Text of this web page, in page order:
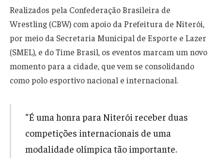
Realizados pela Confederação Brasileira de
Wrestling (CBW) com apoio da Prefeitura de Niterói,
por meio da Secretaria Municipal de Esporte e Lazer
(SMEL), e do Time Brasil, os eventos marcam um novo
momento para a cidade, que vem se consolidando
como polo esportivo nacional e internacional.
“É uma honra para Niterói receber duas
competições internacionais de uma
modalidade olímpica tão importante.